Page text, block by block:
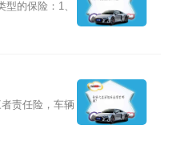
的保险：1、
责任险，车辆